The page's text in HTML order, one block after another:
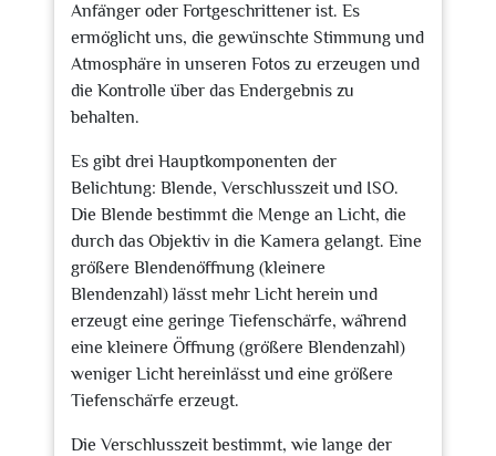
Anfänger oder Fortgeschrittener ist. Es
ermöglicht uns, die gewünschte Stimmung und
Atmosphäre in unseren Fotos zu erzeugen und
die Kontrolle über das Endergebnis zu
behalten.
Es gibt drei Hauptkomponenten der
Belichtung: Blende, Verschlusszeit und ISO.
Die Blende bestimmt die Menge an Licht, die
durch das Objektiv in die Kamera gelangt. Eine
größere Blendenöffnung (kleinere
Blendenzahl) lässt mehr Licht herein und
erzeugt eine geringe Tiefenschärfe, während
eine kleinere Öffnung (größere Blendenzahl)
weniger Licht hereinlässt und eine größere
Tiefenschärfe erzeugt.
Die Verschlusszeit bestimmt, wie lange der